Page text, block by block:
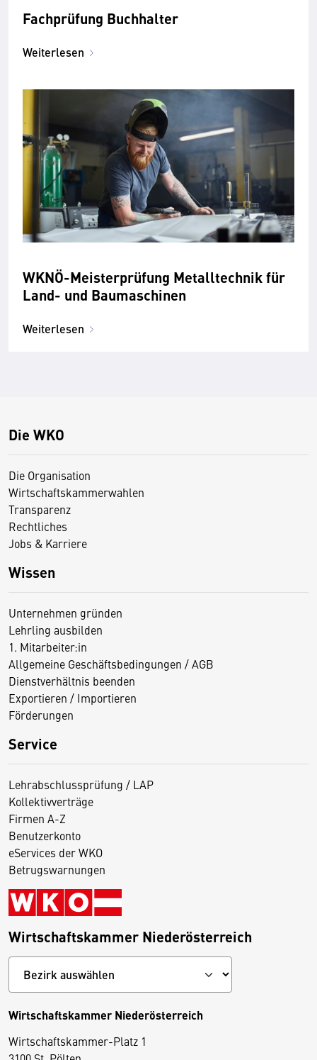
Fachprüfung Buchhalter
Weiterlesen
WKNÖ-Meisterprüfung Metalltechnik für
Land- und Baumaschinen
Weiterlesen
Die WKO
Die Organisation
Wirtschaftskammerwahlen
Transparenz
Rechtliches
Jobs & Karriere
Wissen
Unternehmen gründen
Lehrling ausbilden
1. Mitarbeiter:in
Allgemeine Geschäftsbedingungen / AGB
Dienstverhältnis beenden
Exportieren / Importieren
Förderungen
Service
Lehrabschlussprüfung / LAP
Kollektivverträge
Firmen A-Z
Benutzerkonto
eServices der WKO
Betrugswarnungen
Wirtschaftskammer Niederösterreich
Wirtschaftskammer Niederösterreich
Wirtschaftskammer-Platz 1